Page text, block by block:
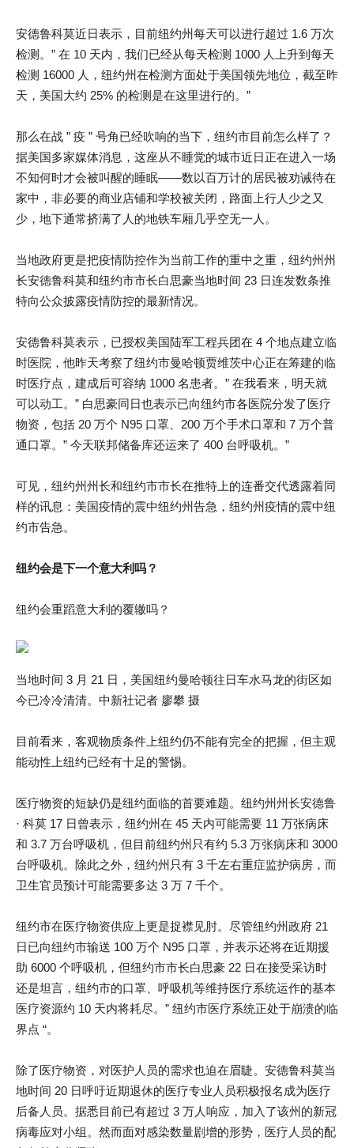
安德鲁科莫近日表示，目前纽约州每天可以进行超过 1.6 万次
检测。” 在 10 天内，我们已经从每天检测 1000 人上升到每天
检测 16000 人，纽约州在检测方面处于美国领先地位，截至昨
天，美国大约 25% 的检测是在这里进行的。”
那么在战 ” 疫 ” 号角已经吹响的当下，纽约市目前怎么样了？
据美国多家媒体消息，这座从不睡觉的城市近日正在进入一场
不知何时才会被叫醒的睡眠——数以百万计的居民被劝诫待在
家中，非必要的商业店铺和学校被关闭，路面上行人少之又
少，地下通常挤满了人的地铁车厢几乎空无一人。
当地政府更是把疫情防控作为当前工作的重中之重，纽约州州
长安德鲁科莫和纽约市市长白思豪当地时间 23 日连发数条推
特向公众披露疫情防控的最新情况。
安德鲁科莫表示，已授权美国陆军工程兵团在 4 个地点建立临
时医院，他昨天考察了纽约市曼哈顿贾维茨中心正在筹建的临
时医疗点，建成后可容纳 1000 名患者。” 在我看来，明天就
可以动工。” 白思豪同日也表示已向纽约市各医院分发了医疗
物资，包括 20 万个 N95 口罩、200 万个手术口罩和 7 万个普
通口罩。” 今天联邦储备库还运来了 400 台呼吸机。”
可见，纽约州州长和纽约市市长在推特上的连番交代透露着同
样的讯息：美国疫情的震中纽约州告急，纽约州疫情的震中纽
约市告急。
纽约会是下一个意大利吗？
纽约会重蹈意大利的覆辙吗？
当地时间 3 月 21 日，美国纽约曼哈顿往日车水马龙的街区如
今已冷冷清清。中新社记者 廖攀 摄
目前看来，客观物质条件上纽约仍不能有完全的把握，但主观
能动性上纽约已经有十足的警惕。
医疗物资的短缺仍是纽约面临的首要难题。纽约州州长安德鲁
· 科莫 17 日曾表示，纽约州在 45 天内可能需要 11 万张病床
和 3.7 万台呼吸机，但目前纽约州只有约 5.3 万张病床和 3000
台呼吸机。除此之外，纽约州只有 3 千左右重症监护病房，而
卫生官员预计可能需要多达 3 万 7 千个。
纽约市在医疗物资供应上更是捉襟见肘。尽管纽约州政府 21
日已向纽约市输送 100 万个 N95 口罩，并表示还将在近期援
助 6000 个呼吸机，但纽约市市长白思豪 22 日在接受采访时
还是坦言，纽约市的口罩、呼吸机等维持医疗系统运作的基本
医疗资源约 10 天内将耗尽。” 纽约市医疗系统正处于崩溃的临
界点 “。
除了医疗物资，对医护人员的需求也迫在眉睫。安德鲁科莫当
地时间 20 日呼吁近期退休的医疗专业人员积极报名成为医疗
后备人员。据悉目前已有超过 3 万人响应，加入了该州的新冠
病毒应对小组。然而面对感染数量剧增的形势，医疗人员的配